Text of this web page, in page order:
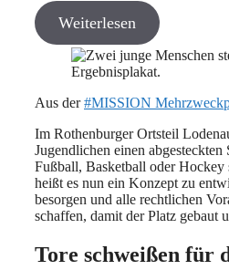
Weiterlesen
Aus der#MISSION
Im Rothenburger Ortsteil
Jugendlichen einen
Fußball, Basketball oder
heißt es nun ein Konzept zu
besorgen und alle rechtlichen
schaffen, damit der Platz gebaut
Tore schweißen für